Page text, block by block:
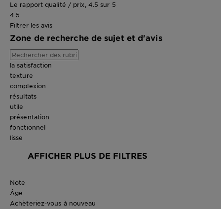
Le rapport qualité / prix, 4.5 sur 5
4.5
Filtrer les avis
Zone de recherche de sujet et d'avis
la satisfaction
texture
complexion
résultats
utile
présentation
fonctionnel
lisse
AFFICHER PLUS DE FILTRES
Note
Âge
Achèteriez-vous à nouveau